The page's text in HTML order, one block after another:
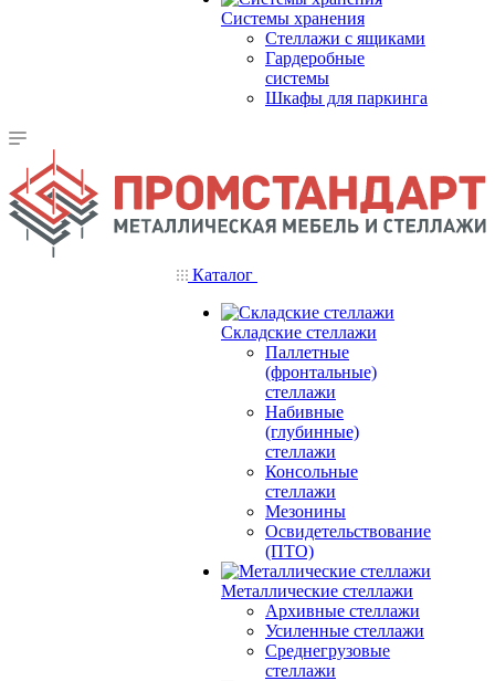
Системы хранения
Стеллажи с ящиками
Гардеробные
системы
Шкафы для паркинга
Каталог
Складские стеллажи
Паллетные
(фронтальные)
стеллажи
Набивные
(глубинные)
стеллажи
Консольные
стеллажи
Мезонины
Освидетельствование
(ПТО)
Металлические стеллажи
Архивные стеллажи
Усиленные стеллажи
Среднегрузовые
стеллажи